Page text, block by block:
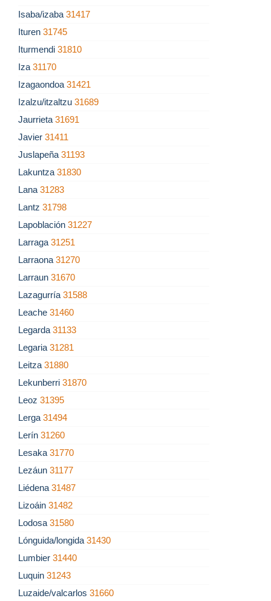
Isaba/izaba 31417
Ituren 31745
Iturmendi 31810
Iza 31170
Izagaondoa 31421
Izalzu/itzaltzu 31689
Jaurrieta 31691
Javier 31411
Juslapeña 31193
Lakuntza 31830
Lana 31283
Lantz 31798
Lapoblación 31227
Larraga 31251
Larraona 31270
Larraun 31670
Lazagurría 31588
Leache 31460
Legarda 31133
Legaria 31281
Leitza 31880
Lekunberri 31870
Leoz 31395
Lerga 31494
Lerín 31260
Lesaka 31770
Lezáun 31177
Liédena 31487
Lizoáin 31482
Lodosa 31580
Lónguida/longida 31430
Lumbier 31440
Luquin 31243
Luzaide/valcarlos 31660